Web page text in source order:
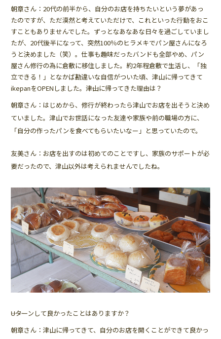
朝章さん：20代の前半から、自分のお店を持ちたいという夢があっ
たのですが、ただ漠然と考えていただけで、これといった行動をおこ
すこともありませんでした。ずっとなあなあな日々を過ごしていまし
たが、20代後半になって、突然100％のヒラメキでパン屋さんになろ
うと決めました（笑）。仕事も趣味だったバンドも全部やめ、パン
屋さん修行の為に倉敷に移住しました。約2年程倉敷で生活し、「独
立できる！」となかば勘違いな自信がついた頃、津山に帰ってきて
ikepanをOPENしました。――津山に帰ってきた理由は？
朝章さん：はじめから、修行が終わったら津山でお店を出そうと決め
ていました。津山でお世話になった友達や家族や前の職場の方に、
「自分の作ったパンを食べてもらいたいなー」と思っていたので。
友美さん：お店を出すのは初めてのことですし、家族のサポートが必
要だったので、津山以外は考えられませんでしたね。
――Uターンして良かったことはありますか？
朝章さん：津山に帰ってきて、自分のお店を開くことができて良かっ